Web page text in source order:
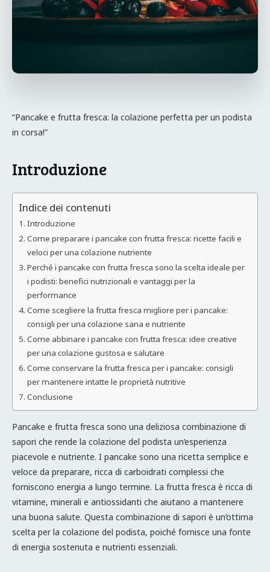
“Pancake e frutta fresca: la colazione perfetta per un podista
in corsa!”
Introduzione
Indice dei contenuti
Introduzione
Come preparare i pancake con frutta fresca: ricette facili e
veloci per una colazione nutriente
Perché i pancake con frutta fresca sono la scelta ideale per
i podisti: benefici nutrizionali e vantaggi per la
performance
Come scegliere la frutta fresca migliore per i pancake:
consigli per una colazione sana e nutriente
Come abbinare i pancake con frutta fresca: idee creative
per una colazione gustosa e salutare
Come conservare la frutta fresca per i pancake: consigli
per mantenere intatte le proprietà nutritive
Conclusione
Pancake e frutta fresca sono una deliziosa combinazione di
sapori che rende la colazione del podista un’esperienza
piacevole e nutriente. I pancake sono una ricetta semplice e
veloce da preparare, ricca di carboidrati complessi che
forniscono energia a lungo termine. La frutta fresca è ricca di
vitamine, minerali e antiossidanti che aiutano a mantenere
una buona salute. Questa combinazione di sapori è un’ottima
scelta per la colazione del podista, poiché fornisce una fonte
di energia sostenuta e nutrienti essenziali.